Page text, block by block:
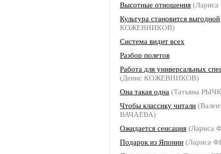
Высотные отношения
Культура становится выгодной
КОЖЕВНИКОВ)
Система видит всех
Разбор полетов
Работа для универсальных
(Денис КОЖЕВНИКОВ)
Она такая одна (Татьяна
Чтобы классику читали
ВАЧАЕВА)
Ожидается сенсация
Подарок из Японии (Лариса